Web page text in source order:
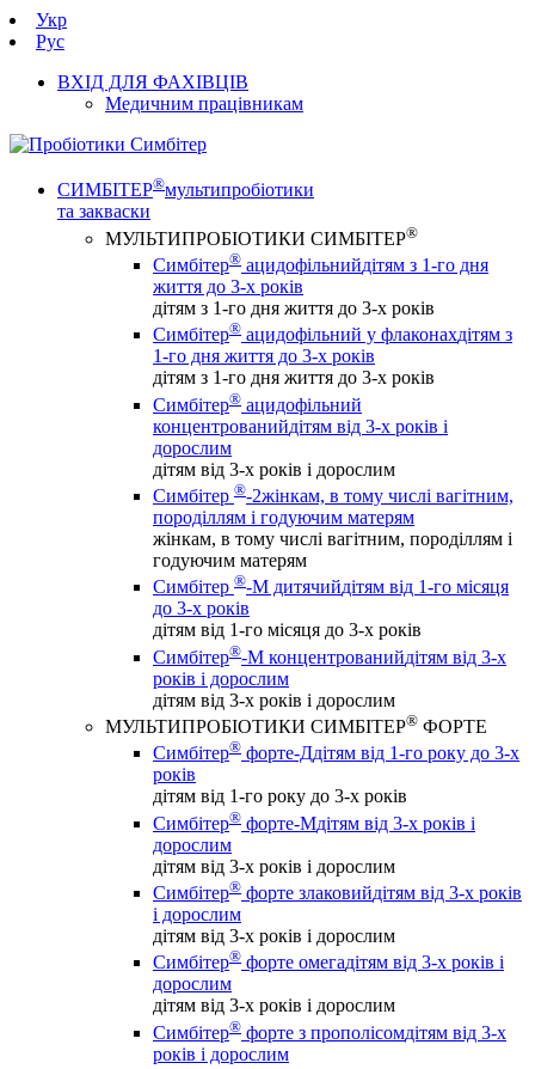
Укр
Рус
ВХІД ДЛЯ ФАХІВЦІВ
Медичним працівникам
СИМБІТЕР®мультипробіотики
та закваски
МУЛЬТИПРОБІОТИКИ СИМБІТЕР®
Симбітер® ацидофільнийдітям з 1-го дня
життя до 3-х років
дітям з 1-го дня життя до 3-х років
Симбітер® ацидофільний у флаконахдітям з
1-го дня життя до 3-х років
дітям з 1-го дня життя до 3-х років
Симбітер® ацидофільний
концентрованийдітям від 3-х років і
дорослим
дітям від 3-х років і дорослим
Симбітер ®-2жінкам, в тому числі вагітним,
породіллям і годуючим матерям
жінкам, в тому числі вагітним, породіллям і
годуючим матерям
Симбітер ®-М дитячийдітям від 1-го місяця
до 3-х років
дітям від 1-го місяця до 3-х років
Симбітер®-М концентрованийдітям від 3-х
років і дорослим
дітям від 3-х років і дорослим
МУЛЬТИПРОБІОТИКИ СИМБІТЕР® ФОРТЕ
Симбітер® форте-Ддітям від 1-го року до 3-х
років
дітям від 1-го року до 3-х років
Симбітер® форте-Мдітям від 3-х років і
дорослим
дітям від 3-х років і дорослим
Симбітер® форте злаковийдітям від 3-х років
і дорослим
дітям від 3-х років і дорослим
Симбітер® форте омегадітям від 3-х років і
дорослим
дітям від 3-х років і дорослим
Симбітер® форте з прополісомдітям від 3-х
років і дорослим